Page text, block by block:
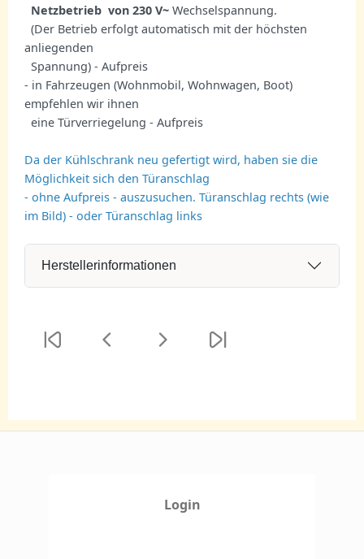
Netzbetrieb von 230 V~ Wechselspannung.
(Der Betrieb erfolgt automatisch mit der höchsten
anliegenden
Spannung) - Aufpreis
- in Fahrzeugen (Wohnmobil, Wohnwagen, Boot)
empfehlen wir ihnen
eine Türverriegelung - Aufpreis
Da der Kühlschrank neu gefertigt wird, haben sie die
Möglichkeit sich den Türanschlag
- ohne Aufpreis - auszusuchen. Türanschlag rechts (wie
im Bild) - oder Türanschlag links
Herstellerinformationen
Login